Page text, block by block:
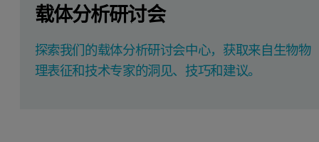
载体分析研讨会
探索我们的载体分析研讨会中心，获取来自生物物
理表征和技术专家的洞见、技巧和建议。